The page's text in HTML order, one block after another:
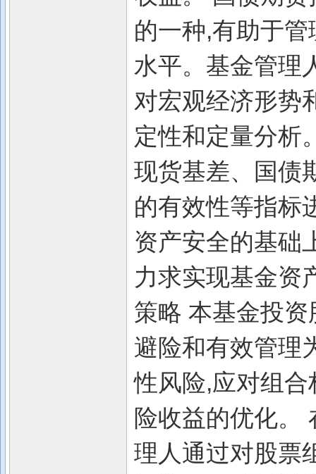
的一种,有助于
水平。基金管理
对宏观经济形势
定性和定量分析
现货基差、国债
的有效性等指标
资产安全的基础
力求实现基金资
策略 本基金投
避险和有效管理
性风险,应对组
险收益的优化。
理人通过对股票